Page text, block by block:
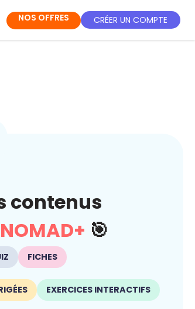
NOS OFFRES CRÉER UN COMPTE
contenus
🎯
FICHES
EXERCICES INTERACTIFS